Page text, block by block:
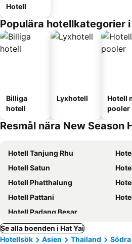
Hotell
Populära hotellkategorier i
Billiga
hotell
Lyxhotell
Hotell
pooler
Resmål nära New Season
Hotell Tanjung Rhu
Hotell Satun
Hotell Phatthalung
Hotell Pattani
Hotell Padang Besar
Se alla boenden i Hat Yai
Hotellsök
Asien Thailand